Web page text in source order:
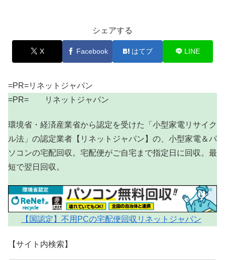
シェアする
X Facebook はてブ LINE
=PR=リネットジャパン
=PR= リネットジャパン
環境省・経済産業省から認定を受けた「小型家電リサイク
ル法」の認定業者【リネットジャパン】の、小型家電＆パ
ソコンの宅配回収。宅配便がご自宅まで指定日に回収。最
短で翌日回収。
【国認定】不用PCの宅配便回収リネットジャパン
【サイト内検索】